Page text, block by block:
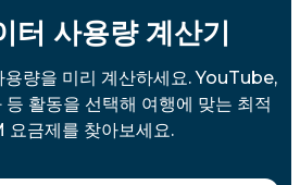
터 사용량 계산기
량을 미리 계산하세요. YouTube,
등 활동을 선택해 여행에 맞는 최적
요금제를 찾아보세요.